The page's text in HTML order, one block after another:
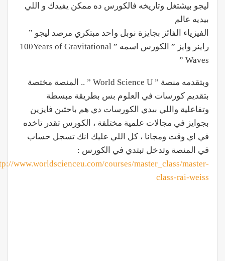
ليجو بيشتغل وتاريخه فالكورس ده ممكن يفيدك و اللي
بيديه عالم
الفيزياء الفائز بجايزة نوبل واحد مبتكري مرصد ليجو ”
راينر وايز ” الكورس اسمه ” 100Years of Gravitational
Waves ”
وبتقدمه منصة ” World Science U ” .. المنصة مختصة
بتقديم كورسات في العلوم بس بطريقة مبسطة
وتفاعلية واللي بيدي الكورسات دي هم باحثين فايزين
بجوايز في مجالات علمية مختلفة ، الكورس تقدر تاخده
في اي وقت ومجانا ، كل اللي عليك انك تسجل حساب
في المنصة وتدخل تبتدي في الكورس :
www.worldscienceu.com/courses/master_class/master-
class-rai-weiss